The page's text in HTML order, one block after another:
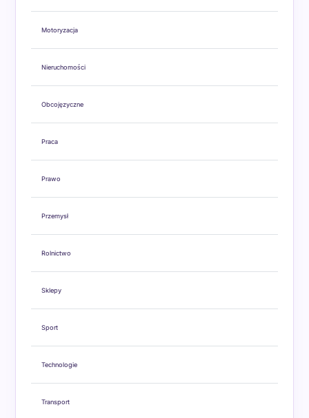
Motoryzacja
Nieruchomości
Obcojęzyczne
Praca
Prawo
Przemysł
Rolnictwo
Sklepy
Sport
Technologie
Transport